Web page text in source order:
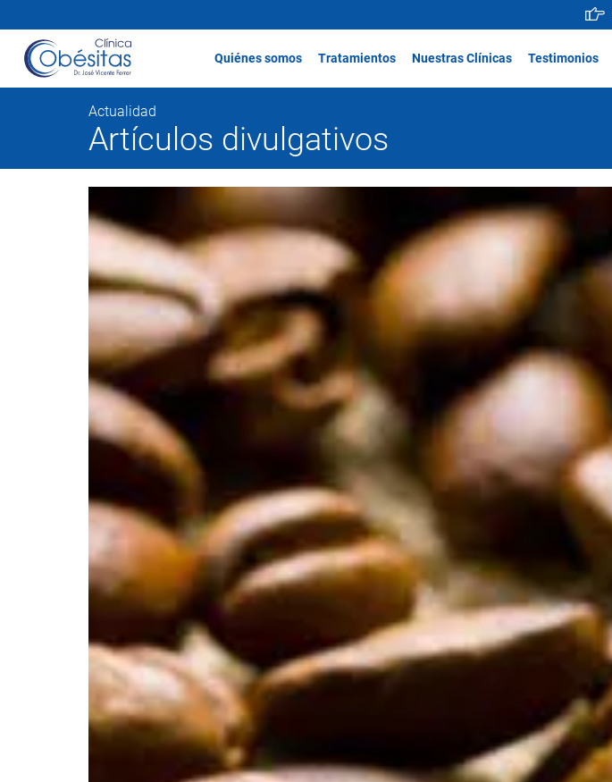
Quiénes somos Tratamientos Nuestras Clínicas Testimonios
Actualidad
Artículos divulgativos